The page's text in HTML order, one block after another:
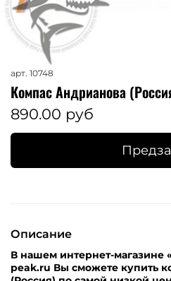
арт. 10748
Компас Андрианова
890.00 руб
Описание
В нашем интернет-магазине
peak.ru Вы сможете купить